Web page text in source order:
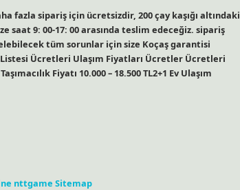
fazla sipariş için ücretsizdir, 200 çay kaşığı altındaki
saat 9: 00-17: 00 arasında teslim edeceğiz. sipariş
tüm sorunlar için size Koçaş garantisi
Listesi Ücretleri Ulaşım Fiyatları Ücretler Ücretleri
Fiyatı 10.000 – 18.500 TL2+1 Ev Ulaşım
nttgame Sitemap